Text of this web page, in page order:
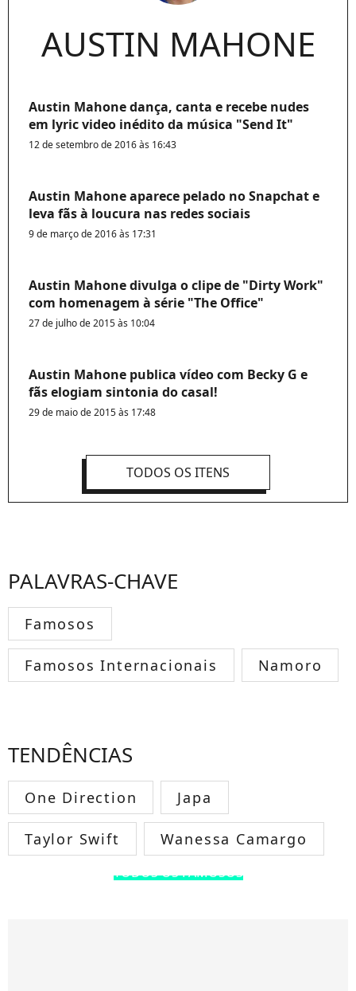
AUSTIN MAHONE
Austin Mahone dança, canta e recebe nudes
em lyric video inédito da música "Send It"
12 de setembro de 2016 às 16:43
Austin Mahone aparece pelado no Snapchat e
leva fãs à loucura nas redes sociais
9 de março de 2016 às 17:31
Austin Mahone divulga o clipe de "Dirty Work"
com homenagem à série "The Office"
27 de julho de 2015 às 10:04
Austin Mahone publica vídeo com Becky G e
fãs elogiam sintonia do casal!
29 de maio de 2015 às 17:48
TODOS OS ITENS
PALAVRAS-CHAVE
Famosos
Famosos Internacionais Namoro
TENDÊNCIAS
One Direction Japa
Taylor Swift Wanessa Camargo
TODOS OS FAMOSOS